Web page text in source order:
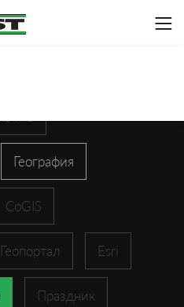
География
CoGIS
Геопортал Esri
Праздник